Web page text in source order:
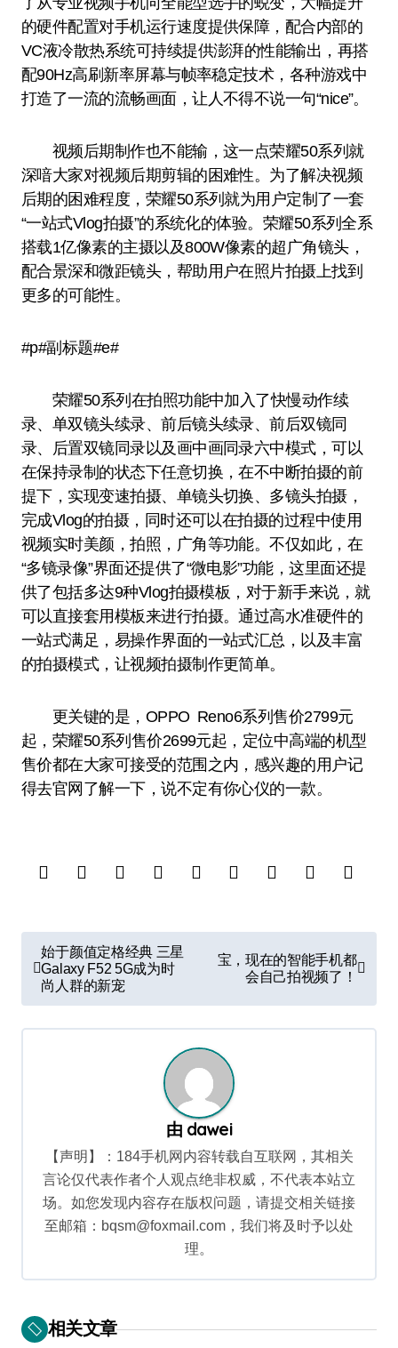
的硬件配置对手机运行速度提供保障，配合内部的
VC液冷散热系统可持续提供澎湃的性能输出，再搭
配90Hz高刷新率屏幕与帧率稳定技术，各种游戏中
打造了一流的流畅画面，让人不得不说一句“nice”。
视频后期制作也不能输，这一点荣耀50系列就
深喑大家对视频后期剪辑的困难性。为了解决视频
后期的困难程度，荣耀50系列就为用户定制了一套
“一站式Vlog拍摄”的系统化的体验。荣耀50系列全系
搭载1亿像素的主摄以及800W像素的超广角镜头，
配合景深和微距镜头，帮助用户在照片拍摄上找到
更多的可能性。
#p#副标题#e#
荣耀50系列在拍照功能中加入了快慢动作续
录、单双镜头续录、前后镜头续录、前后双镜同
录、后置双镜同录以及画中画同录六中模式，可以
在保持录制的状态下任意切换，在不中断拍摄的前
提下，实现变速拍摄、单镜头切换、多镜头拍摄，
完成Vlog的拍摄，同时还可以在拍摄的过程中使用
视频实时美颜，拍照，广角等功能。不仅如此，在
“多镜录像”界面还提供了“微电影”功能，这里面还提
供了包括多达9种Vlog拍摄模板，对于新手来说，就
可以直接套用模板来进行拍摄。通过高水准硬件的
一站式满足，易操作界面的一站式汇总，以及丰富
的拍摄模式，让视频拍摄制作更简单。
更关键的是，OPPO Reno6系列售价2799元
起，荣耀50系列售价2699元起，定位中高端的机型
售价都在大家可接受的范围之内，感兴趣的用户记
得去官网了解一下，说不定有你心仪的一款。
文
章
导
航
始于颜值定格经典 三星
Galaxy F52 5G成为时
尚人群的新宠
宝，现在的智能手机都
会自己拍视频了！
由 dawei
【声明】：184手机网内容转载自互联网，其相关
言论仅代表作者个人观点绝非权威，不代表本站立
场。如您发现内容存在版权问题，请提交相关链接
至邮箱：bqsm@foxmail.com，我们将及时予以处
理。
相关文章